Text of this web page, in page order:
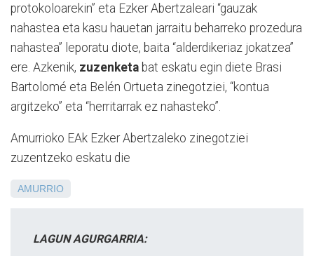
protokoloarekin” eta Ezker Abertzaleari “gauzak
nahastea eta kasu hauetan jarraitu beharreko prozedura
nahastea” leporatu diote, baita “alderdikeriaz jokatzea”
ere. Azkenik, zuzenketa bat eskatu egin diete Brasi
Bartolomé eta Belén Ortueta zinegotziei, “kontua
argitzeko” eta “herritarrak ez nahasteko”.
Amurrioko EAk Ezker Abertzaleko zinegotziei
zuzentzeko eskatu die
AMURRIO
LAGUN AGURGARRIA: